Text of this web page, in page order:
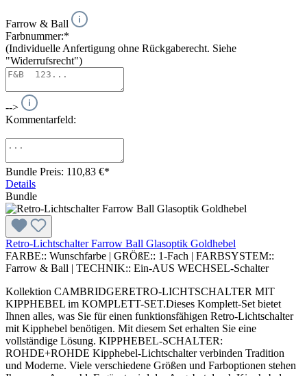
Farrow & Ball
Farbnummer:*
(Individuelle Anfertigung ohne Rückgaberecht. Siehe
"Widerrufsrecht")
-->
Kommentarfeld:
Bundle Preis: 110,83 €*
Details
Bundle
Retro-Lichtschalter Farrow Ball Glasoptik Goldhebel
FARBE:: Wunschfarbe | GRÖßE:: 1-Fach | FARBSYSTEM::
Farrow & Ball | TECHNIK:: Ein-AUS WECHSEL-Schalter
Kollektion CAMBRIDGERETRO-LICHTSCHALTER MIT
KIPPHEBEL im KOMPLETT-SET.Dieses Komplett-Set bietet
Ihnen alles, was Sie für einen funktionsfähigen Retro-Lichtschalter
mit Kipphebel benötigen. Mit diesem Set erhalten Sie eine
vollständige Lösung. KIPPHEBEL-SCHALTER:
ROHDE+ROHDE Kipphebel-Lichtschalter verbinden Tradition
und Moderne. Viele verschiedene Größen und Farboptionen stehen